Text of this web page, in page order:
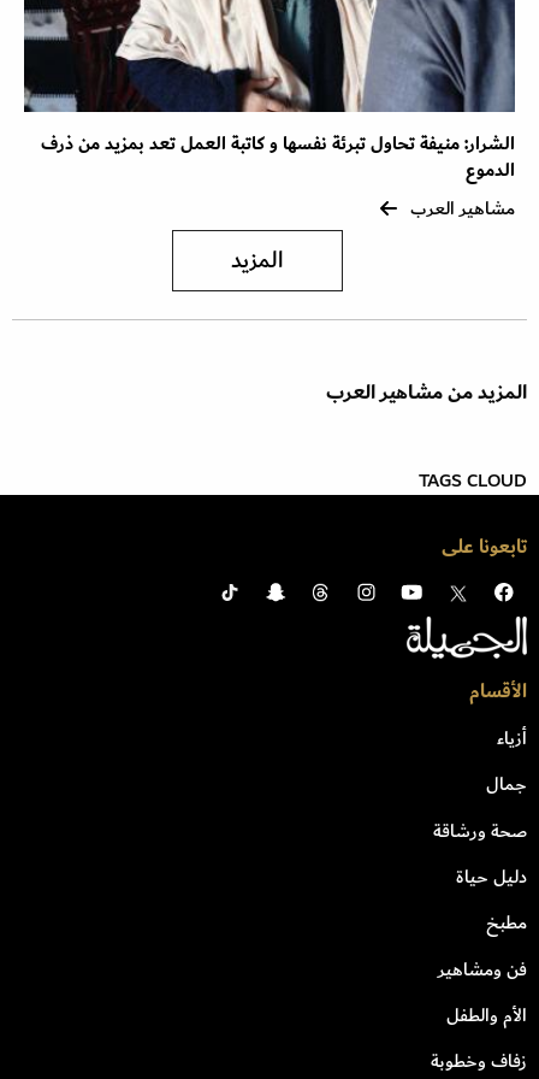
الشرار: منيفة تحاول تبرئة نفسها و كاتبة العمل تعد بمزيد من ذرف
الدموع
مشاهير العرب
المزيد
المزيد من مشاهير العرب
TAGS CLOUD
تابعونا على
الأقسام
أزياء
جمال
صحة ورشاقة
دليل حياة
مطبخ
فن ومشاهير
الأم والطفل
زفاف وخطوبة